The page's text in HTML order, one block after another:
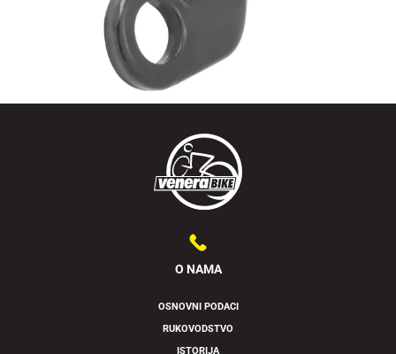
O NAMA
OSNOVNI PODACI
RUKOVODSTVO
ISTORIJA